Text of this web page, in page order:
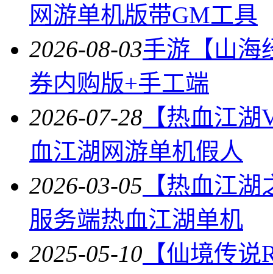
网游单机版带GM工具
2026-08-03手游【山海
券内购版+手工端
2026-07-28 【热血江
血江湖网游单机假人
2026-03-05 【热血江
服务端热血江湖单机
2025-05-10 【仙境传